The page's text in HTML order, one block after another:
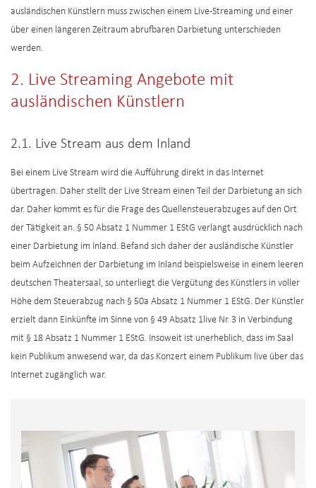
ausländischen Künstlern muss zwischen einem Live-Streaming und einer
über einen längeren Zeitraum abrufbaren Darbietung unterschieden
werden.
2. Live Streaming Angebote mit
ausländischen Künstlern
2.1. Live Stream aus dem Inland
Bei einem Live Stream wird die Aufführung direkt in das Internet
übertragen. Daher stellt der Live Stream einen Teil der Darbietung an sich
dar. Daher kommt es für die Frage des Quellensteuerabzuges auf den Ort
der Tätigkeit an. § 50 Absatz 1 Nummer 1 EStG verlangt ausdrücklich nach
einer Darbietung im Inland. Befand sich daher der ausländische Künstler
beim Aufzeichnen der Darbietung im Inland beispielsweise in einem leeren
deutschen Theatersaal, so unterliegt die Vergütung des Künstlers in voller
Höhe dem Steuerabzug nach § 50a Absatz 1 Nummer 1 EStG. Der Künstler
erzielt dann Einkünfte im Sinne von § 49 Absatz 1live Nr. 3 in Verbindung
mit § 18 Absatz 1 Nummer 1 EStG. Insoweit ist unerheblich, dass im Saal
kein Publikum anwesend war, da das Konzert einem Publikum live über das
Internet zugänglich war.